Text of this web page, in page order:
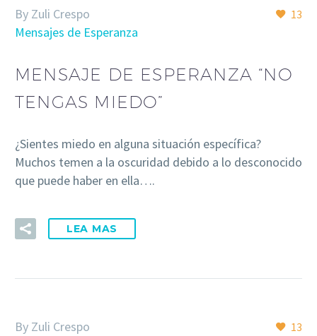
13
By Zuli Crespo
Mensajes de Esperanza
MENSAJE DE ESPERANZA “NO
TENGAS MIEDO”
¿Sientes miedo en alguna situación específica?
Muchos temen a la oscuridad debido a lo desconocido
que puede haber en ella….
LEA MAS
13
By Zuli Crespo